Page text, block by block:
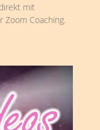
mit
Zoom Coaching.